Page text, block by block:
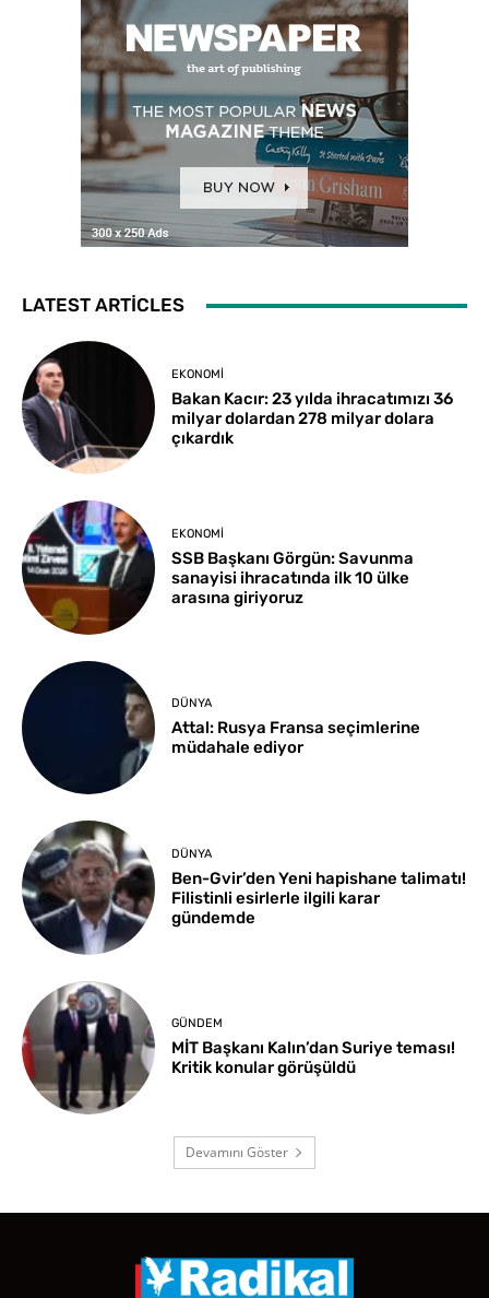
LATEST ARTICLES
EKONOMI
Bakan Kacır: 23 yılda ihracatımızı 36
milyar dolardan 278 milyar dolara
çıkardık
EKONOMI
SSB Başkanı Görgün: Savunma
sanayisi ihracatında ilk 10 ülke
arasına giriyoruz
DÜNYA
Attal: Rusya Fransa seçimlerine
müdahale ediyor
DÜNYA
Ben-Gvir’den Yeni hapishane talimatı!
Filistinli esirlerle ilgili karar
gündemde
GÜNDEM
MİT Başkanı Kalın’dan Suriye teması!
Kritik konular görüşüldü
Devamını Göster